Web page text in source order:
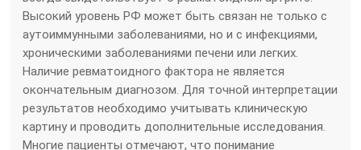
Высокий уровень РФ может быть связан не только с
аутоиммунными заболеваниями, но и с инфекциями,
хроническими заболеваниями печени или легких.
Наличие ревматоидного фактора не является
окончательным диагнозом. Для точной интерпретации
результатов необходимо учитывать клиническую
картину и проводить дополнительные исследования.
Многие пациенты отмечают, что понимание